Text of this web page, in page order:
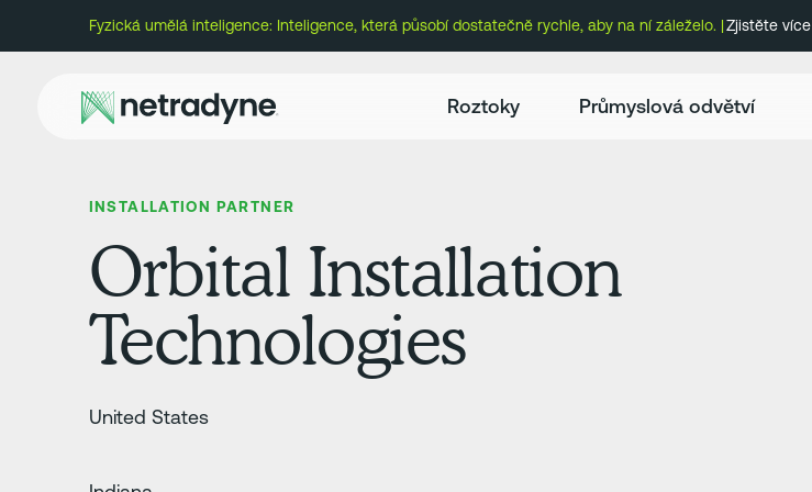
Fyzická umělá inteligence: Inteligence, která působí dostatečně rychle, aby na ní záleželo. |Zjistěte více
Roztoky Průmyslová odvětví
INSTALLATION PARTNER
Orbital Installation
Technologies
United States